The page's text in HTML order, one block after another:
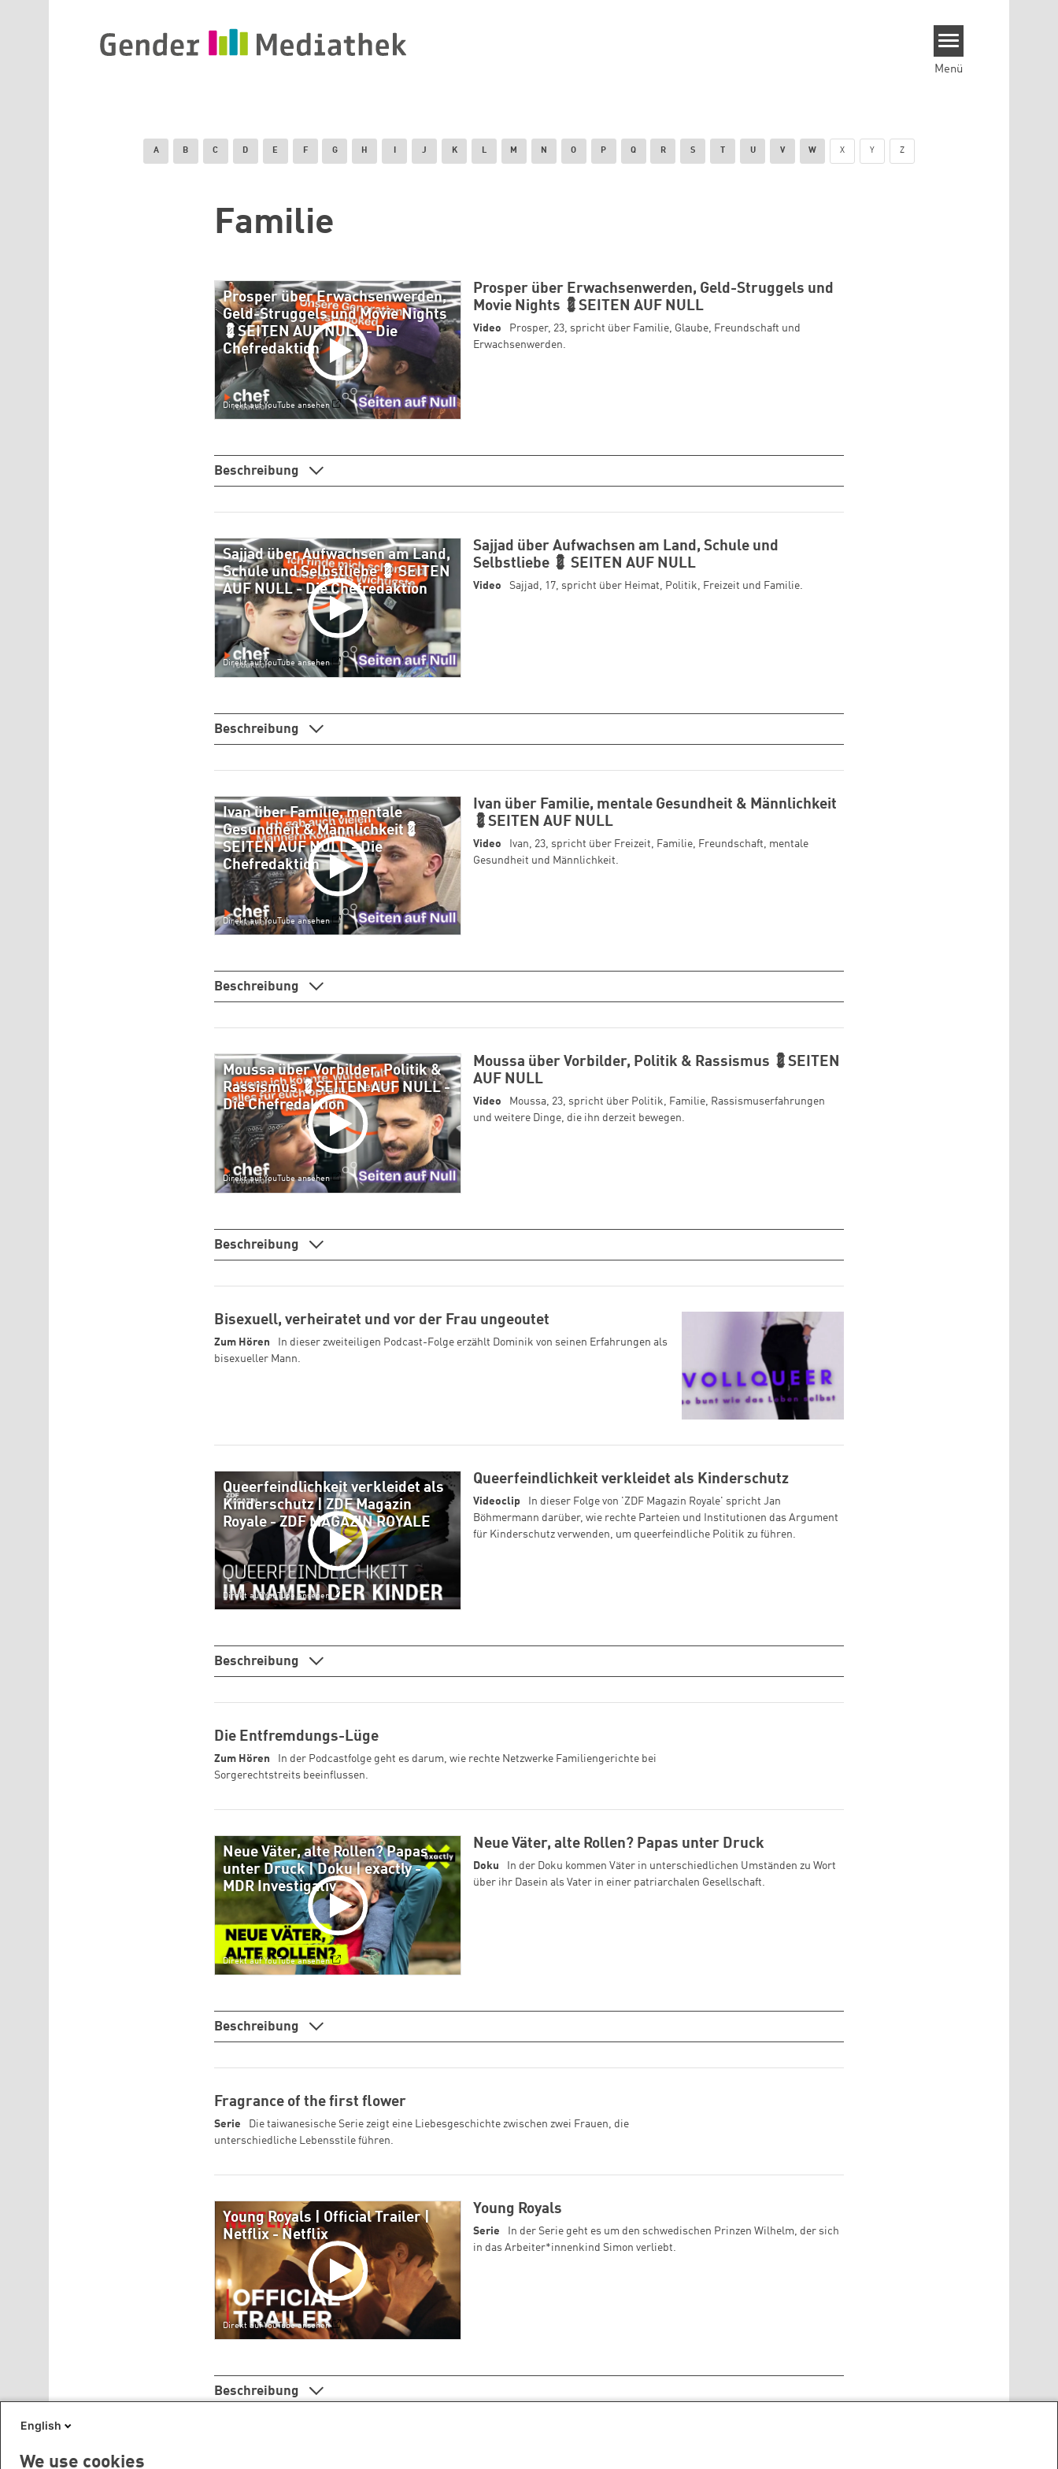
Menü
A B C D E F G H J K L M N O P Q R S U V W X Y Z
Familie
Prosper über Erwachsenwerden,
Geld-Struggels und Movie Nights
💈SEITEN AUF NULL - Die
Chefredaktion
Direkt auf YouTube ansehen
Prosper über Erwachsenwerden, Geld-Struggels und
Movie Nights 💈SEITEN AUF NULL
Video
Prosper, 23, spricht über Familie, Glaube, Freundschaft und
Erwachsenwerden.
Beschreibung
Sajjad über Aufwachsen am Land,
Schule und Selbstliebe 💈 SEITEN
AUF NULL - Die Chefredaktion
Direkt auf YouTube ansehen
Sajjad über Aufwachsen am Land, Schule und
Selbstliebe 💈 SEITEN AUF NULL
Video Sajjad, 17, spricht über Heimat, Politik, Freizeit und Familie.
Beschreibung
Ivan über Familie, mentale
Gesundheit & Männlichkeit💈
SEITEN AUF NULL - Die
Chefredaktion
Direkt auf YouTube ansehen
Ivan über Familie, mentale Gesundheit & Männlichkeit
💈SEITEN AUF NULL
Video
Ivan, 23, spricht über Freizeit, Familie, Freundschaft, mentale
Gesundheit und Männlichkeit.
Beschreibung
Moussa über Vorbilder, Politik &
Rassismus 💈SEITEN AUF NULL -
Die Chefredaktion
Direkt auf YouTube ansehen
Moussa über Vorbilder, Politik & Rassismus 💈SEITEN
AUF NULL
Video
Moussa, 23, spricht über Politik, Familie, Rassismuserfahrungen
und weitere Dinge, die ihn derzeit bewegen.
Beschreibung
Bisexuell, verheiratet und vor der Frau ungeoutet
Zum Hören
In dieser zweiteiligen Podcast-Folge erzählt Dominik von seinen Erfahrungen als
bisexueller Mann.
Queerfeindlichkeit verkleidet als
Kinderschutz | ZDF Magazin
Royale - ZDF MAGAZIN ROYALE
Direkt auf YouTube ansehen
Queerfeindlichkeit verkleidet als Kinderschutz
Videoclip
In dieser Folge von 'ZDF Magazin Royale' spricht Jan
Böhmermann darüber, wie rechte Parteien und Institutionen das Argument
für Kinderschutz verwenden, um queerfeindliche Politik zu führen.
Beschreibung
Die Entfremdungs-Lüge
Zum Hören
In der Podcastfolge geht es darum, wie rechte Netzwerke Familiengerichte bei
Sorgerechtstreits beeinflussen.
Neue Väter, alte Rollen? Papas
unter Druck | Doku | exactly -
MDR Investigativ
Direkt auf YouTube ansehen
Neue Väter, alte Rollen? Papas unter Druck
Doku
In der Doku kommen Väter in unterschiedlichen Umständen zu Wort
über ihr Dasein als Vater in einer patriarchalen Gesellschaft.
Beschreibung
Fragrance of the first flower
Serie
Die taiwanesische Serie zeigt eine Liebesgeschichte zwischen zwei Frauen, die
unterschiedliche Lebensstile führen.
Young Royals | Official Trailer |
Netflix - Netflix
Direkt auf YouTube ansehen
Young Royals
Serie
In der Serie geht es um den schwedischen Prinzen Wilhelm, der sich
in das Arbeiter*innenkind Simon verliebt.
Beschreibung
English
We use cookies